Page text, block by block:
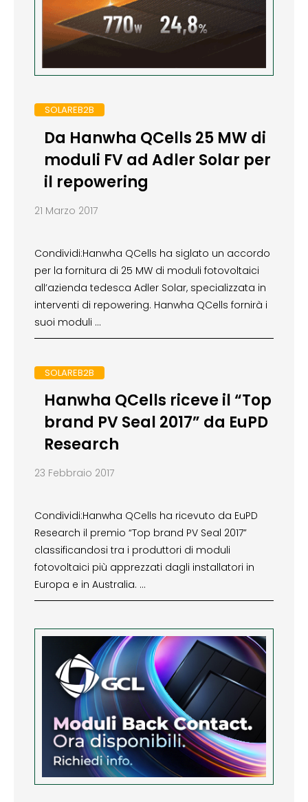
SOLAREB2B
Da Hanwha QCells 25 MW di
moduli FV ad Adler Solar per
il repowering
21 Marzo 2017
Condividi:Hanwha QCells ha siglato un accordo
per la fornitura di 25 MW di moduli fotovoltaici
all’azienda tedesca Adler Solar, specializzata in
interventi di repowering. Hanwha QCells fornirà i
suoi moduli …
SOLAREB2B
Hanwha QCells riceve il “Top
brand PV Seal 2017” da EuPD
Research
23 Febbraio 2017
Condividi:Hanwha QCells ha ricevuto da EuPD
Research il premio “Top brand PV Seal 2017”
classificandosi tra i produttori di moduli
fotovoltaici più apprezzati dagli installatori in
Europa e in Australia. …